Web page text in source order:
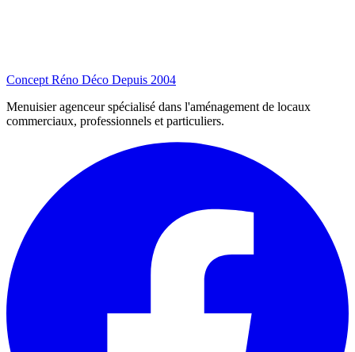
Concept Réno Déco Depuis 2004
Menuisier agenceur spécialisé dans l'aménagement de locaux
commerciaux, professionnels et particuliers.